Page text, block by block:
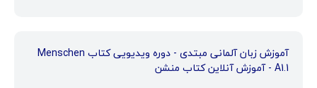
آموزش زبان آلمانی مبتدی - دوره ویدیویی کتاب Menschen
A1.1 - آموزش آنلاین کتاب منشن